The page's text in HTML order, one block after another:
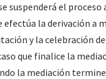
suspenderá el
efectúa la derivación a
y la celebración
que finalice la
la mediación